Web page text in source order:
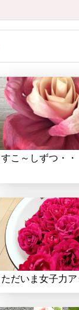
すこ～しずつ・・
ただいま女子力